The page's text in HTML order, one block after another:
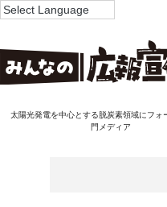
太陽光発電を中心とする脱炭素領域にフォ
門メディア